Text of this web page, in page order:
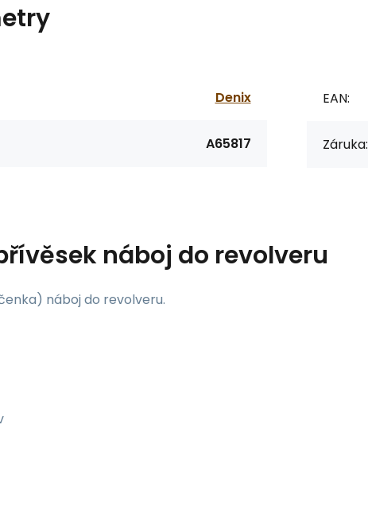
Denix
A65817
EAN:
Záruka:
náboj do revolveru
náboj do revolveru.